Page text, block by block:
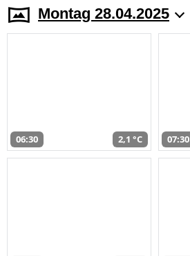
Montag 28.04.2025
06:30 2,1 °C 07:30